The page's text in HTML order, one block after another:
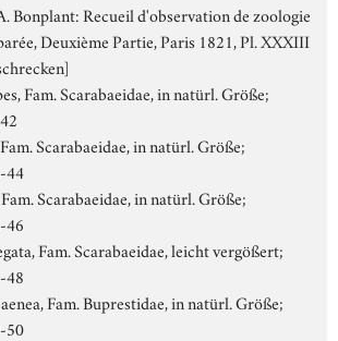
Bonplant: Recueil d'observation de zoologie
Deuxième Partie, Paris 1821, Pl. XXXIII
Fam. Scarabaeidae, in natürl. Größe;
Scarabaeidae, in natürl. Größe;
44
Scarabaeidae, in natürl. Größe;
46
Fam. Scarabaeidae, leicht vergößert;
48
Fam. Buprestidae, in natürl. Größe;
50